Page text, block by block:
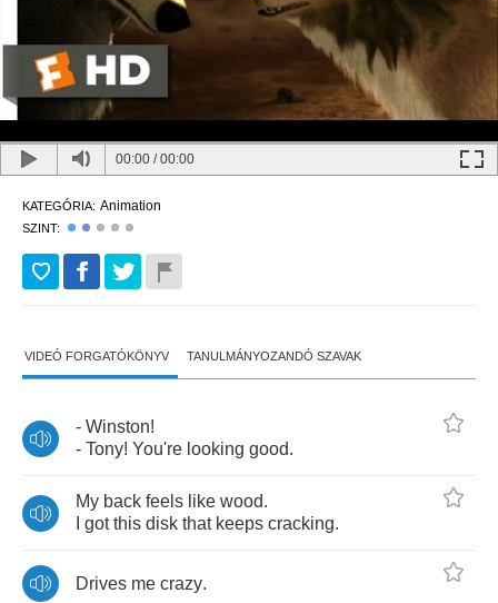
00:00 /00:00
KATEGÓRIA: Animation
SZINT:
VIDEÓ FORGATÓKÖNYV TANULMÁNYOZANDÓ SZAVAK
- Winston!
- Tony! You're looking good.
My back feels like wood.
got this disk that keeps cracking.
Drives me crazy.